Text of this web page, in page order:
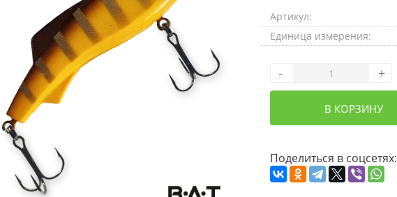
Артикул:
Единица измерения:
- +
В КОРЗИНУ
Поделиться в соцсетях: